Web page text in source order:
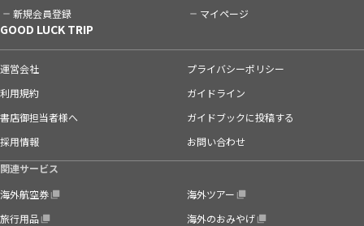
新規会員登録 マイページ
GOOD LUCK TRIP
運営会社
プライバシーポリシー
利用規約
ガイドライン
書店御担当者様へ
ガイドブックに投稿する
採用情報
お問い合わせ
関連サービス
海外航空券
海外ツアー
旅行用品
海外のおみやげ